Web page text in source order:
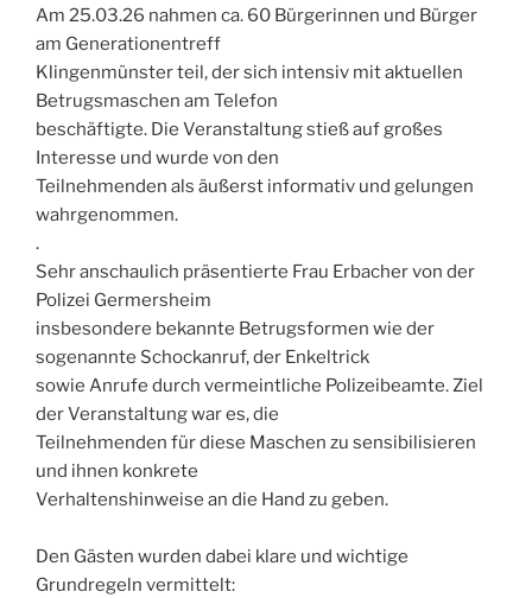
Am 25.03.26 nahmen ca. 60 Bürgerinnen und Bürger
am Generationentreff
Klingenmünster teil, der sich intensiv mit aktuellen
Betrugsmaschen am Telefon
beschäftigte. Die Veranstaltung stieß auf großes
Interesse und wurde von den
Teilnehmenden als äußerst informativ und gelungen
wahrgenommen.
.
Sehr anschaulich präsentierte Frau Erbacher von der
Polizei Germersheim
insbesondere bekannte Betrugsformen wie der
sogenannte Schockanruf, der Enkeltrick
sowie Anrufe durch vermeintliche Polizeibeamte. Ziel
der Veranstaltung war es, die
Teilnehmenden für diese Maschen zu sensibilisieren
und ihnen konkrete
Verhaltenshinweise an die Hand zu geben.
Den Gästen wurden dabei klare und wichtige
Grundregeln vermittelt: